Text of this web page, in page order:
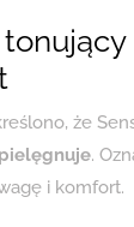
że
pielęgnuje.
i komfort.